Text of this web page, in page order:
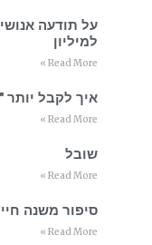
על תודעה
למיליון
Read More »
איך לקבל יותר
Read More »
שובל
Read More »
סיפור משנה
Read More »